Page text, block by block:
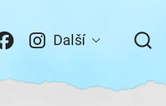
Další